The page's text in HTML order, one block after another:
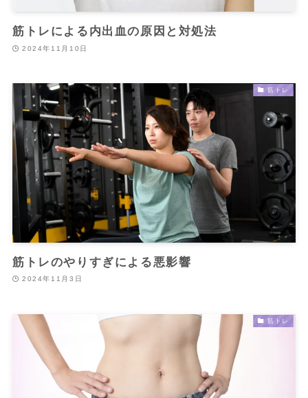
筋トレによる内出血の原因と対処法
2024年11月10日
筋トレ
筋トレのやりすぎによる悪影響
2024年11月3日
筋トレ